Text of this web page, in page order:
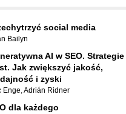
social media
Bailyn
AI w SEO. Strategie
Jak zwiększyć jakość,
i zyski
Enge,Adrián Ridner
dla każdego